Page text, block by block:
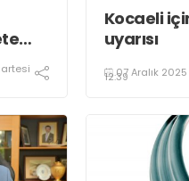
Kocaeli
uyarısı
07 Aralık
12:39